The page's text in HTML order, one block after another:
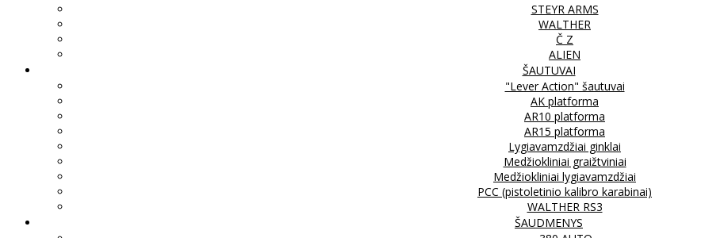
STEYR ARMS
WALTHER
Č Z
ALIEN
ŠAUTUVAI
"Lever Action" šautuvai
AK platforma
AR10 platforma
AR15 platforma
Lygiavamzdžiai ginklai
Medžiokliniai graižtviniai
Medžiokliniai lygiavamzdžiai
PCC (pistoletinio kalibro karabinai)
WALTHER RS3
ŠAUDMENYS